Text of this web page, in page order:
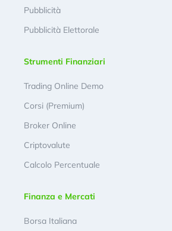
Pubblicità
Pubblicità Elettorale
Strumenti Finanziari
Trading Online Demo
Corsi (Premium)
Broker Online
Criptovalute
Calcolo Percentuale
Finanza e Mercati
Borsa Italiana